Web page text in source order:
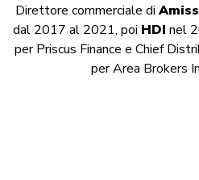
Direttore commerciale di
dal 2017 al 2021, poi HDI nel
per Priscus Finance e Chief
per Area Brokers